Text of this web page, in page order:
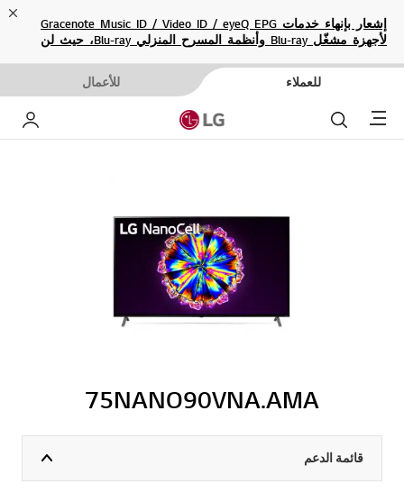
إشعار بإنهاء خدمات Gracenote Music ID / Video ID / eyeQ EPG
لأجهزة مشغّل Blu-ray وأنظمة المسرح المنزلي Blu-ray، حيث لن
للعملاء للأعمال
Menu بحث
75NANO90VNA.AMA
قائمة الدعم